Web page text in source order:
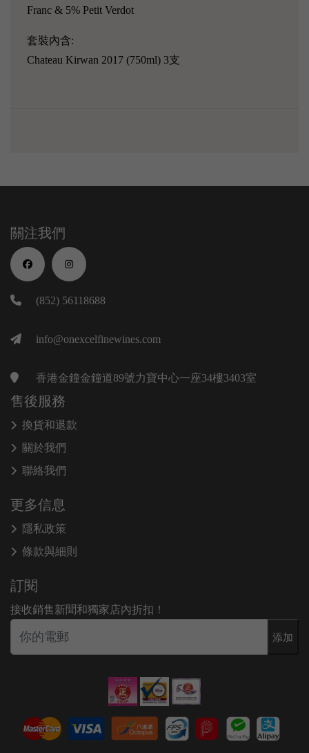
Franc & 5% Petit Verdot
套裝內含:
Chateau Kirwan 2017 (750ml) 3支
關注我們
(852) 56118688
info@onexcelfinewines.com
香港金鐘金鐘道89號力寶中心一座34樓3403室
售後服務
換貨和退款
關於我們
聯絡我們
更多信息
隱私政策
條款與細則
訂閱
接收銷售新聞和獨家店內折扣！
添加